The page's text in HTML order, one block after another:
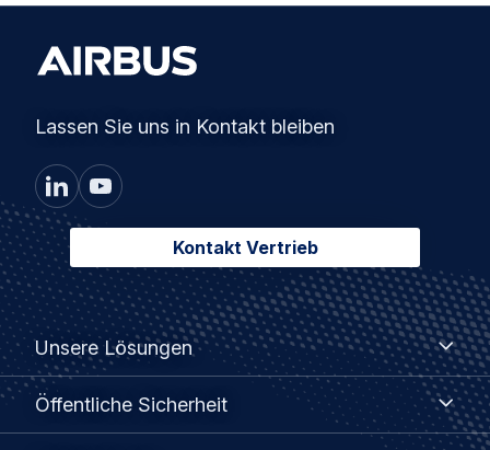
Lassen Sie uns in Kontakt bleiben
Kontakt Vertrieb
Footer
menu
Unsere Lösungen
Unsere
Lösungen
Öffentliche Sicherheit
Öffentliche
Sicherheit